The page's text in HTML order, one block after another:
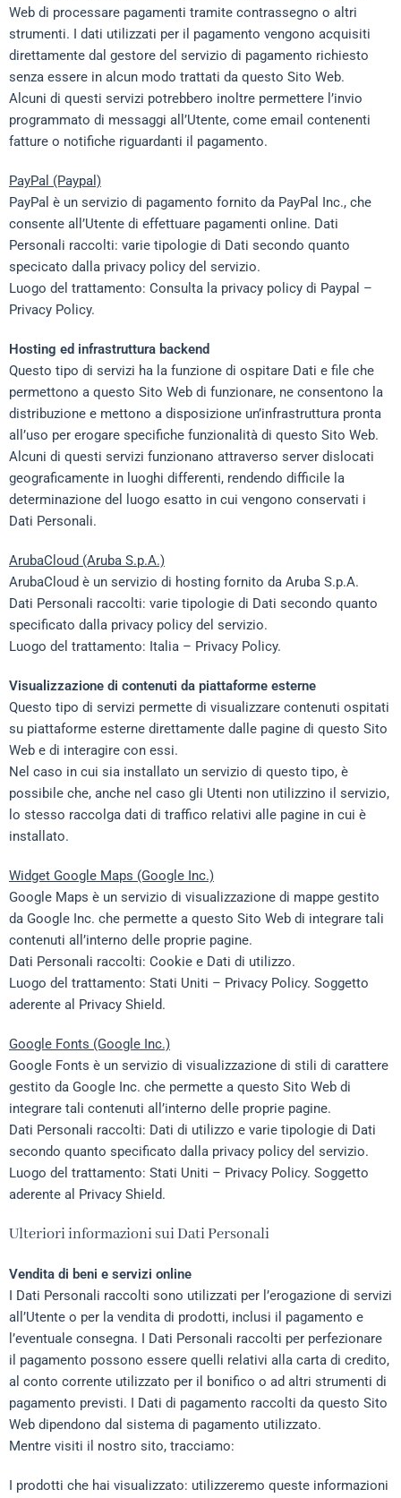
Web di processare pagamenti tramite contrassegno o altri
strumenti. I dati utilizzati per il pagamento vengono acquisiti
direttamente dal gestore del servizio di pagamento richiesto
senza essere in alcun modo trattati da questo Sito Web.
Alcuni di questi servizi potrebbero inoltre permettere l’invio
programmato di messaggi all’Utente, come email contenenti
fatture o notifiche riguardanti il pagamento.
PayPal (Paypal)
PayPal è un servizio di pagamento fornito da PayPal Inc., che
consente all’Utente di effettuare pagamenti online. Dati
Personali raccolti: varie tipologie di Dati secondo quanto
specicato dalla privacy policy del servizio.
Luogo del trattamento: Consulta la privacy policy di Paypal –
Privacy Policy.
Hosting ed infrastruttura backend
Questo tipo di servizi ha la funzione di ospitare Dati e file che
permettono a questo Sito Web di funzionare, ne consentono la
distribuzione e mettono a disposizione un’infrastruttura pronta
all’uso per erogare specifiche funzionalità di questo Sito Web.
Alcuni di questi servizi funzionano attraverso server dislocati
geograficamente in luoghi differenti, rendendo difficile la
determinazione del luogo esatto in cui vengono conservati i
Dati Personali.
ArubaCloud (Aruba S.p.A.)
ArubaCloud è un servizio di hosting fornito da Aruba S.p.A.
Dati Personali raccolti: varie tipologie di Dati secondo quanto
specificato dalla privacy policy del servizio.
Luogo del trattamento: Italia – Privacy Policy.
Visualizzazione di contenuti da piattaforme esterne
Questo tipo di servizi permette di visualizzare contenuti ospitati
su piattaforme esterne direttamente dalle pagine di questo Sito
Web e di interagire con essi.
Nel caso in cui sia installato un servizio di questo tipo, è
possibile che, anche nel caso gli Utenti non utilizzino il servizio,
lo stesso raccolga dati di traffico relativi alle pagine in cui è
installato.
Widget Google Maps (Google Inc.)
Google Maps è un servizio di visualizzazione di mappe gestito
da Google Inc. che permette a questo Sito Web di integrare tali
contenuti all’interno delle proprie pagine.
Dati Personali raccolti: Cookie e Dati di utilizzo.
Luogo del trattamento: Stati Uniti – Privacy Policy. Soggetto
aderente al Privacy Shield.
Google Fonts (Google Inc.)
Google Fonts è un servizio di visualizzazione di stili di carattere
gestito da Google Inc. che permette a questo Sito Web di
integrare tali contenuti all’interno delle proprie pagine.
Dati Personali raccolti: Dati di utilizzo e varie tipologie di Dati
secondo quanto specificato dalla privacy policy del servizio.
Luogo del trattamento: Stati Uniti – Privacy Policy. Soggetto
aderente al Privacy Shield.
Ulteriori informazioni sui Dati Personali
Vendita di beni e servizi online
I Dati Personali raccolti sono utilizzati per l’erogazione di servizi
all’Utente o per la vendita di prodotti, inclusi il pagamento e
l’eventuale consegna. I Dati Personali raccolti per perfezionare
il pagamento possono essere quelli relativi alla carta di credito,
al conto corrente utilizzato per il bonifico o ad altri strumenti di
pagamento previsti. I Dati di pagamento raccolti da questo Sito
Web dipendono dal sistema di pagamento utilizzato.
Mentre visiti il nostro sito, tracciamo:
I prodotti che hai visualizzato: utilizzeremo queste informazioni